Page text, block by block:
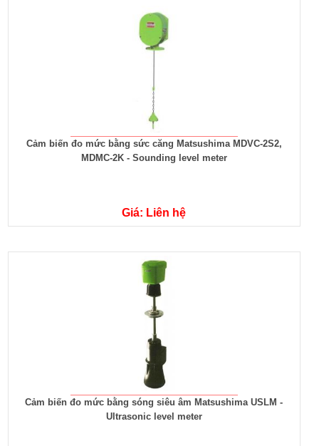
Cảm biến đo mức bằng sức căng Matsushima MDVC-2S2,
MDMC-2K - Sounding level meter
Giá: Liên hệ
Cảm biến đo mức bằng sóng siêu âm Matsushima USLM -
Ultrasonic level meter